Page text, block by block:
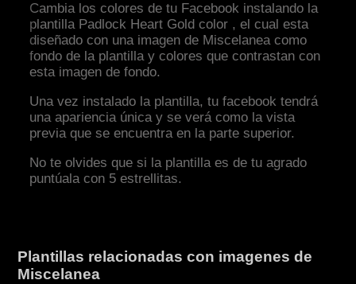
Cambia los colores de tu Facebook instalando la
plantilla Padlock Heart Gold color , el cual esta
diseñado con una imagen de Miscelanea como
fondo de la plantilla y colores que contrastan con
esta imagen de fondo.
Una vez instalado la plantilla, tu facebook tendrá
una apariencia única y se verá como la vista
previa que se encuentra en la parte superior.
No te olvides que si la plantilla es de tu agrado
puntúala con 5 estrellitas.
Plantillas relacionadas con imagenes de
Miscelanea